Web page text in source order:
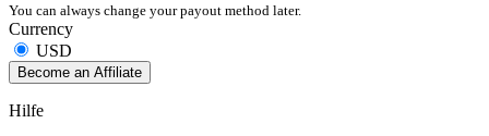
You can always change your payout method later.
Currency
USD
Become an Affiliate
Hilfe